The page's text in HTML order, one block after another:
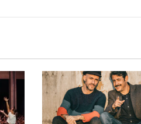
n
i
|
D
o
m